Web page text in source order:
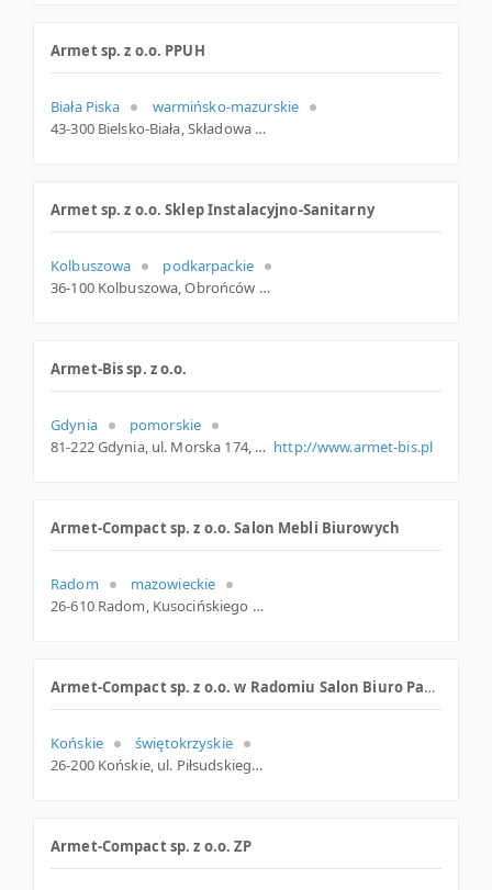
Armet sp. z o.o. PPUH
Biała Piska
warmińsko-mazurskie
43-300 Bielsko-Biała, Składowa 4, śląskie
Armet sp. z o.o. Sklep Instalacyjno-Sanitarny
Kolbuszowa
podkarpackie
36-100 Kolbuszowa, Obrońców Pokoju 15, podkarpackie
Armet-Bis sp. z o.o.
Gdynia
pomorskie
81-222 Gdynia, ul. Morska 174, pomorskie http://www.armet-bis.pl
Armet-Compact sp. z o.o. Salon Mebli Biurowych
Radom
mazowieckie
26-610 Radom, Kusocińskiego 23, mazowieckie
Armet-Compact sp. z o.o. w Radomiu Salon Biuro Papier Szkoła
Końskie
świętokrzyskie
26-200 Końskie, ul. Piłsudskiego 45, świętokrzyskie
Armet-Compact sp. z o.o. ZP